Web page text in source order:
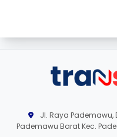
Jl. Raya Pademawu,
Pademawu Barat Kec.